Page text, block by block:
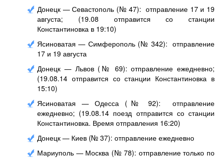
Донецк — Севастополь (№ 47): отправление 17 и 19
августа; (19.08 отправится со станции
Константиновка в 19:10)
Ясиноватая — Симферополь (№ 342): отправление
17 и 19 августа
Донецк — Львов (№ 69): отправление ежедневно;
(19.08.14 отправится со станции Константиновка в
15:10)
Ясиноватая — Одесса (№ 92): отправление
ежедневно; (19.08.14 поезд отправится со станции
Константиновка. Время отправления 16:20)
Донецк — Киев (№ 37): отправление ежедневно
Мариуполь — Москва (№ 78): отправление только по